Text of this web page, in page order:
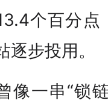
个百分点
逐步投用。
像一串“锁